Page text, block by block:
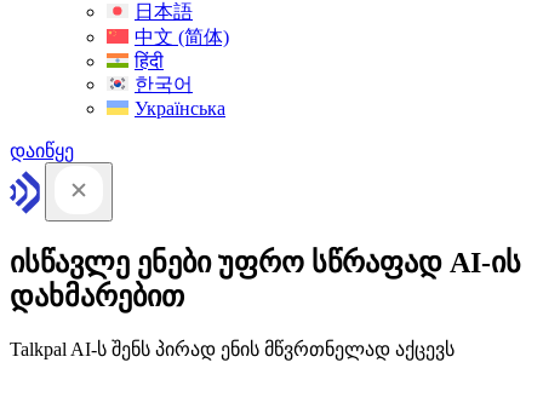
日本語
中文 (简体)
हिंदी
한국어
Українська
დაიწყე
ისწავლე ენები უფრო სწრაფად AI-ის
დახმარებით
Talkpal AI-ს შენს პირად ენის მწვრთნელად აქცევს